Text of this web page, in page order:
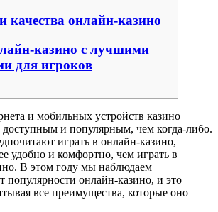
качества онлайн-казино
казино с лучшими
для игроков
и мобильных устройств казино
доступным и популярным, чем когда-либо.
играть в онлайн-казино,
удобно и комфортно, чем играть в
В этом году мы наблюдаем
популярности онлайн-казино, и это
все преимущества, которые оно